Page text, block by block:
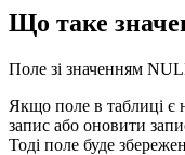
Що таке
Поле зі значенням
Якщо поле в таблиці є
запис або оновити
Тоді поле буде